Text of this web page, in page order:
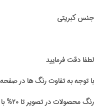
جنس کبریتی
لطفا دقت فرمایید
با توجه به تفاوت رنگ ها در
رنگ محصولات در تصویر تا ۲۰% با واقعیت متفاوت باشد